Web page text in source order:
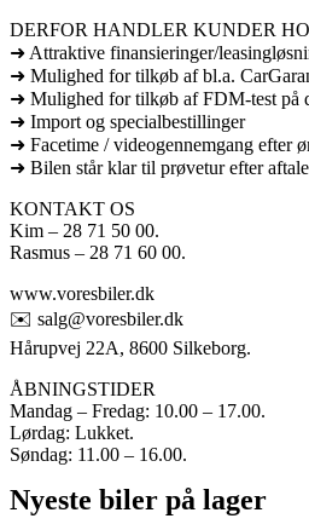
DERFOR HANDLER KUNDER
➜ Attraktive finansieringer/
➜ Mulighed for tilkøb af bl.a.
➜ Mulighed for tilkøb af FDM-test på
➜ Import og specialbestillinger
➜ Facetime / videogennemgang efter
➜ Bilen står klar til prøvetur efter aftale
KONTAKT OS
Kim – 28 71 50 00.
Rasmus – 28 71 60 00.
www.voresbiler.dk
✉️ salg@voresbiler.dk
Hårupvej 22A, 8600 Silkeborg.
ÅBNINGSTIDER
Mandag – Fredag: 10.00 – 17.00.
Lørdag: Lukket.
Søndag: 11.00 – 16.00.
Nyeste biler på lager